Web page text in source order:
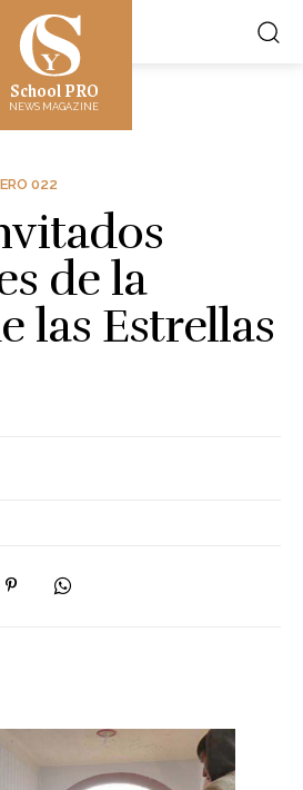
School PRO
NEWS MAGAZINE
022
de la
las Estrellas